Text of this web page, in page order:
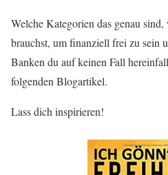
Welche Kategorien das genau
brauchst, um finanziell frei zu sein
Banken du auf keinen Fall
folgenden Blogartikel.
Lass dich inspirieren!